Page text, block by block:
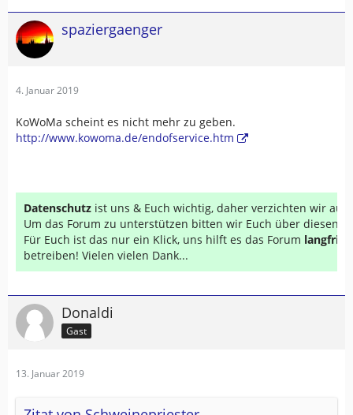
spaziergaenger
4. Januar 2019
KoWoMa scheint es nicht mehr zu geben.
http://www.kowoma.de/endofservice.htm
Datenschutz ist uns & Euch wichtig, daher verzichten wir auf
Um das Forum zu unterstützen bitten wir Euch über diesen
Für Euch ist das nur ein Klick, uns hilft es das Forum
betreiben! Vielen vielen Dank...
Donaldi
Gast
13. Januar 2019